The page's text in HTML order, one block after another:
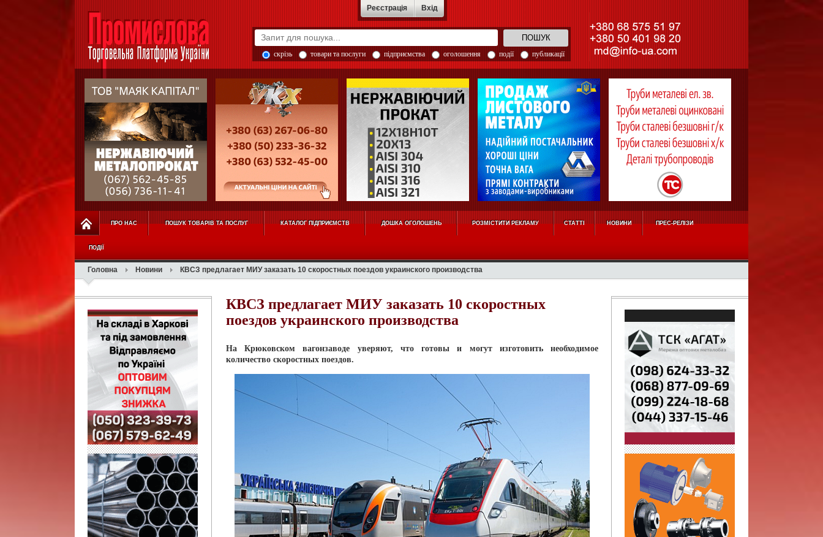
Реєстрація Вхід
скрізь товари та послуги підприємства оголошення події публикації
ПРО НАС ПОШУК ТОВАРІВ ТА ПОСЛУГ КАТАЛОГ ПІДПРИЄМСТВ ДОШКА ОГОЛОШЕНЬ РОЗМІСТИТИ РЕКЛАМУ СТАТТІ НОВИНИ ПРЕС-РЕЛІЗИ
ПОДІЇ
Головна Новини КВСЗ предлагает МИУ заказать 10 скоростных поездов украинского производства
КВСЗ предлагает МИУ заказать 10 скоростных
поездов украинского производства
На Крюковском вагонзаводе уверяют, что готовы и могут изготовить необходимое
количество скоростных поездов.